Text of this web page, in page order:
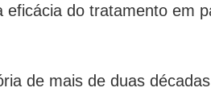
eficácia do tratamento em
de mais de duas